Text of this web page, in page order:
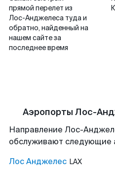
прямой перелет из
Лос-Анджелеса туда и
обратно, найденный на
нашем сайте за
последнее время
Аэропорты Лос-
Направление Лос-
обслуживают следующие
Лос Анджелес LAX